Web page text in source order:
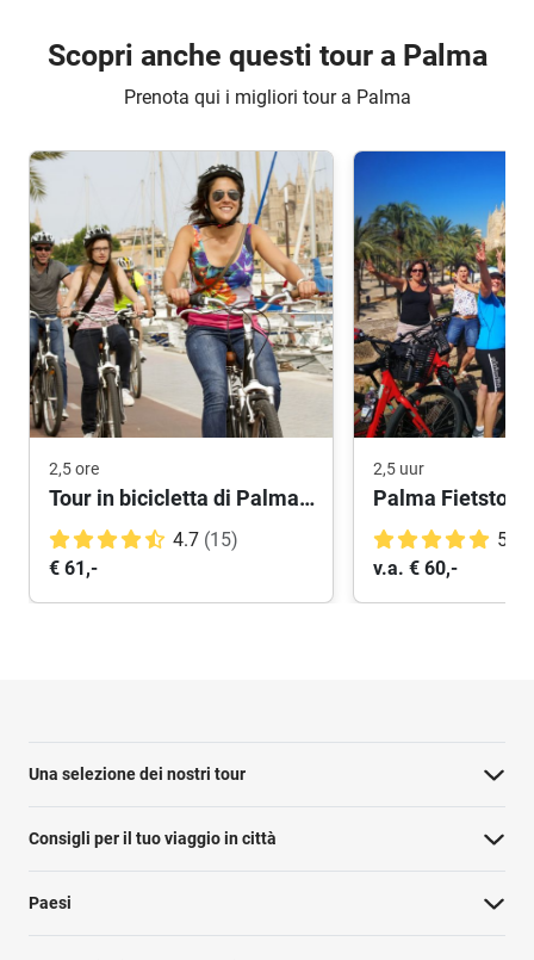
Scopri anche questi tour a Palma
Prenota qui i migliori tour a Palma
2,5 ore
Tour in bicicletta di Palma di Maiorca con tapas
4.7 (15)
€ 61,-
2,5 uur
5.0
v.a. € 60,-
Una selezione dei nostri tour
Consigli per il tuo viaggio in città
Paesi